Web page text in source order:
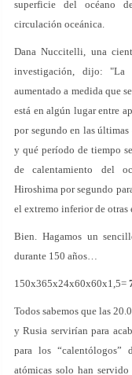
superficie del océano
circulación oceánica.
Dana Nuccitelli, una
investigación, dijo: "La
aumentado a medida que
está en algún lugar entre
por segundo en las
y qué período de tiempo
de calentamiento del
Hiroshima por segundo
el extremo inferior de otras
Bien. Hagamos un
durante 150 años…
150x365x24x60x60x1,5=
Todos sabemos que las
y Rusia servirían para
para los “calentólogos”
atómicas solo han